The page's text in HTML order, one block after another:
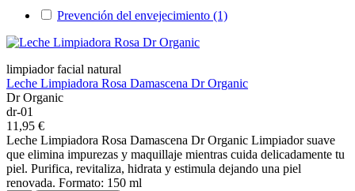
Prevención del envejecimiento (1)
limpiador facial natural
Leche Limpiadora Rosa Damascena Dr Organic
Dr Organic
dr-01
11,95 €
Leche Limpiadora Rosa Damascena Dr Organic Limpiador suave
que elimina impurezas y maquillaje mientras cuida delicadamente tu
piel. Purifica, revitaliza, hidrata y estimula dejando una piel
renovada. Formato: 150 ml